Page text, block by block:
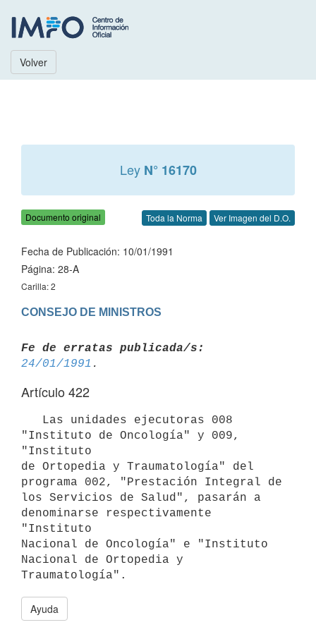
Volver
Ley N° 16170
Documento original Toda la Norma Ver Imagen del D.O.
Fecha de Publicación: 10/01/1991
Página: 28-A
Carilla: 2
CONSEJO DE MINISTROS
Fe de erratas publicada/s:
24/01/1991
Artículo 422
"Instituto de Oncología" y 009,
"Instituto
de Ortopedia y Traumatología" del
programa 002, "Prestación Integral de
los Servicios de Salud", pasarán a
denominarse respectivamente
"Instituto
Nacional de Oncología" e "Instituto
Nacional de Ortopedia y
Traumatología".
Ayuda